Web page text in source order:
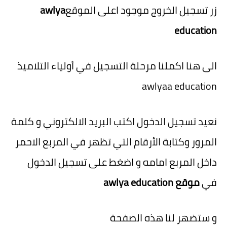
زر تسجيل الخروج موجود اعلى الموقعawlya
education
الى هنا اكملنا مرحلة التسجيل في أولياء التلاميذ
awlyaa education
نعيد تسجيل الدخول اكتب البريد الالكتروني و كلمة
المرور وكتابة الأرقام التي تظهر في المربع الاحمر
داخل المربع امامه واضغط على تسجيل الدخول
فيموقع awlya education
و ستضهر لنا هذه الصفحة